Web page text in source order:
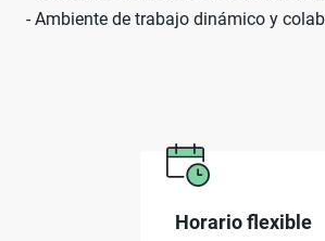
- Ambiente de trabajo dinámico y
Horario flexible